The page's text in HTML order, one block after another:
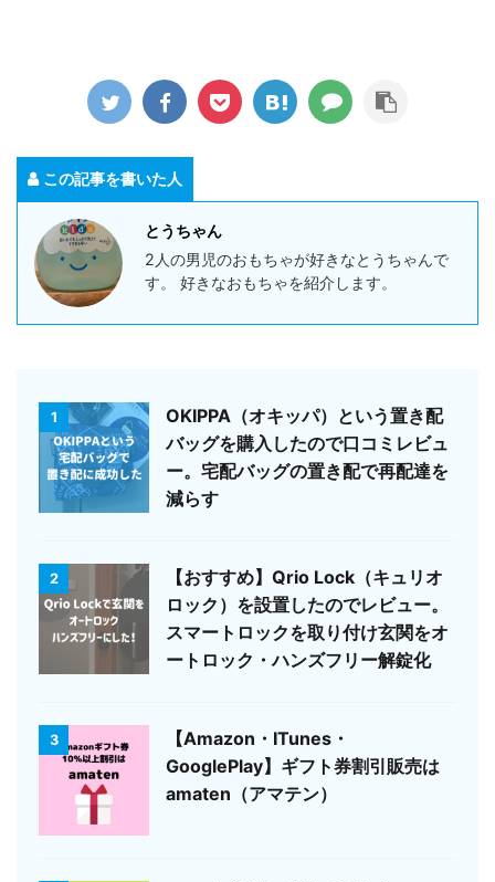
この記事を書いた人
とうちゃん
2人の男児のおもちゃが好きなとうちゃんで
す。 好きなおもちゃを紹介します。
1
OKIPPA（オキッパ）という置き配
バッグを購入したので口コミレビュ
ー。宅配バッグの置き配で再配達を
減らす
2
【おすすめ】Qrio Lock（キュリオ
ロック）を設置したのでレビュー。
スマートロックを取り付け玄関をオ
ートロック・ハンズフリー解錠化
3
【Amazon・ITunes・
GooglePlay】ギフト券割引販売は
amaten（アマテン）